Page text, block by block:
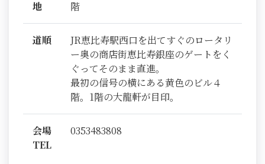
地
階
道順
JR恵比寿駅西口を出てすぐのロータリ
ー奥の商店街恵比寿銀座のゲートをく
ぐってそのまま直進。
最初の信号の横にある黄色のビル４
階。1階の大龍軒が目印。
会場
TEL
0353483808